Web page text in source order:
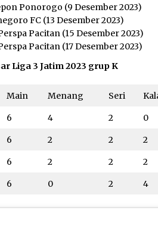
Ponorogo (9 Desember 2023)
FC (13 Desember 2023)
Pacitan (15 Desember 2023)
Pacitan (17 Desember 2023)
Liga 3 Jatim 2023 grup K
Main Menang Seri
6 4 2 0
6 2 2 2
6 2 2 2
6 0 2 4